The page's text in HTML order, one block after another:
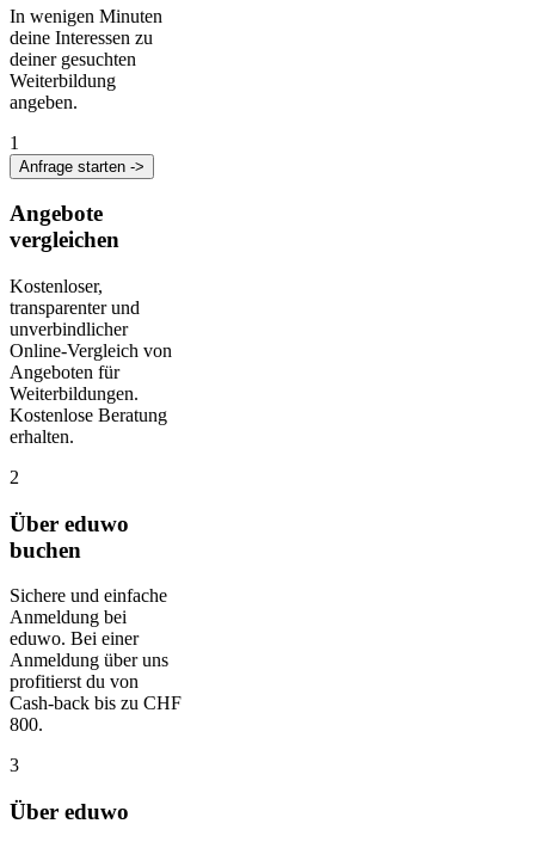
In wenigen Minuten
deine Interessen zu
deiner gesuchten
Weiterbildung
angeben.
1
Anfrage starten ->
Angebote
vergleichen
Kostenloser,
transparenter und
unverbindlicher
Online-Vergleich von
Angeboten für
Weiterbildungen.
Kostenlose Beratung
erhalten.
2
Über eduwo
buchen
Sichere und einfache
Anmeldung bei
eduwo. Bei einer
Anmeldung über uns
profitierst du von
Cash-back bis zu CHF
800.
3
Über eduwo